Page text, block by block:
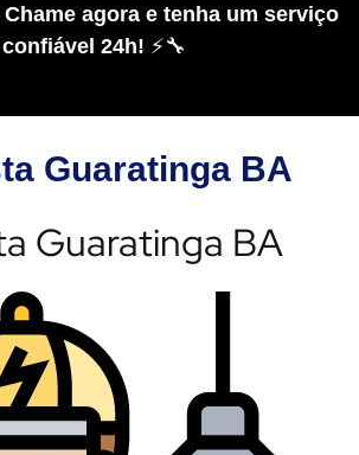
Chame agora e tenha um serviço
confiável 24h! ⚡🔧
Guaratinga BA
Guaratinga BA